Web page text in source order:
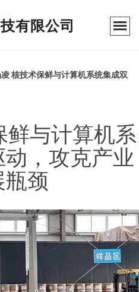
有限公司
核技术保鲜与计算机系统集成双
鲜与计算机系
，攻克产业
颈